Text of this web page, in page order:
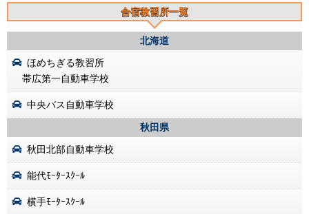
合宿教習所一覧
北海道
ほめちぎる教習所
帯広第一自動車学校
中央バス自動車学校
秋田県
秋田北部自動車学校
能代ﾓｰﾀｰｽｸｰﾙ
横手ﾓｰﾀｰｽｸｰﾙ